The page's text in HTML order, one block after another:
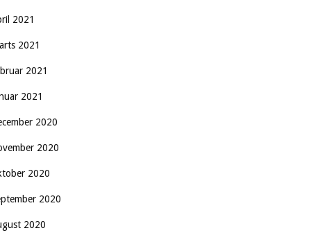
2021
2021
2021
2021
2020
2020
2020
2020
2020